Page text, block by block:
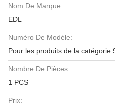
Nom De Marque:
EDL
Numéro De Modèle:
Pour les produits de la catégorie
Nombre De Pièces:
1 PCS
Prix: